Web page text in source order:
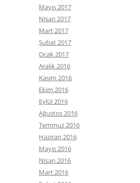
Mayıs 2017
Nisan 2017
Mart 2017
Şubat 2017
Ocak 2017
Aralık 2016
Kasım 2016
Ekim 2016
Eylül 2016
Ağustos 2016
Temmuz 2016
Haziran 2016
Mayıs 2016
Nisan 2016
Mart 2016